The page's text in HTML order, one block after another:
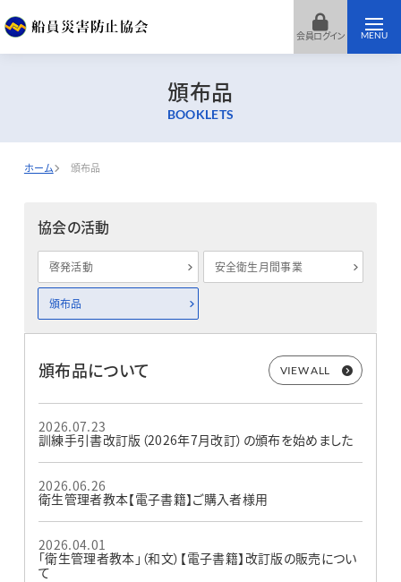
会員ログイン MENU
頒布品
BOOKLETS
ホーム 頒布品
協会の活動
啓発活動 安全衛生月間事業
頒布品
頒布品について VIEW ALL
2026.07.23
訓練手引書改訂版（2026年7月改訂）の頒布を始めました
2026.06.26
衛生管理者教本【電子書籍】ご購入者様用
2026.04.01
｢衛生管理者教本｣（和文）【電子書籍】改訂版の販売につい
て